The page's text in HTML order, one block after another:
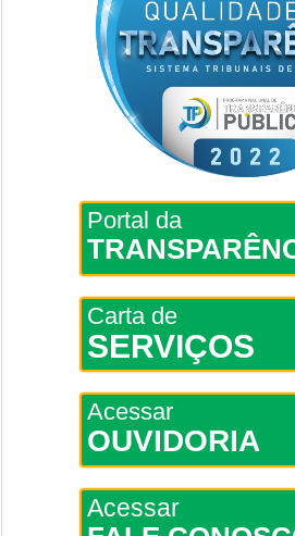
Portal da
Carta de
SERVIÇOS
Acessar
OUVIDORIA
Acessar